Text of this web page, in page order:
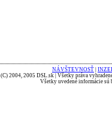
NÁVŠTEVNOSŤ
(C) 2004, 2005 DSL.sk | Všetky práva
Všetky uvedené informácie sú